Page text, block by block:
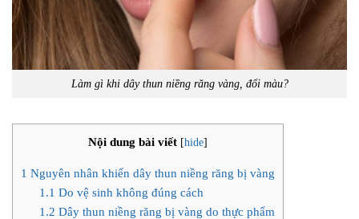
Làm gì khi dây thun niềng răng vàng, đổi màu?
Nội dung bài viết [hide]
1 Nguyên nhân khiến dây thun niềng răng bị vàng
1.1 Do vệ sinh không đúng cách
1.2 Dây thun niềng răng bị vàng do thực phẩm